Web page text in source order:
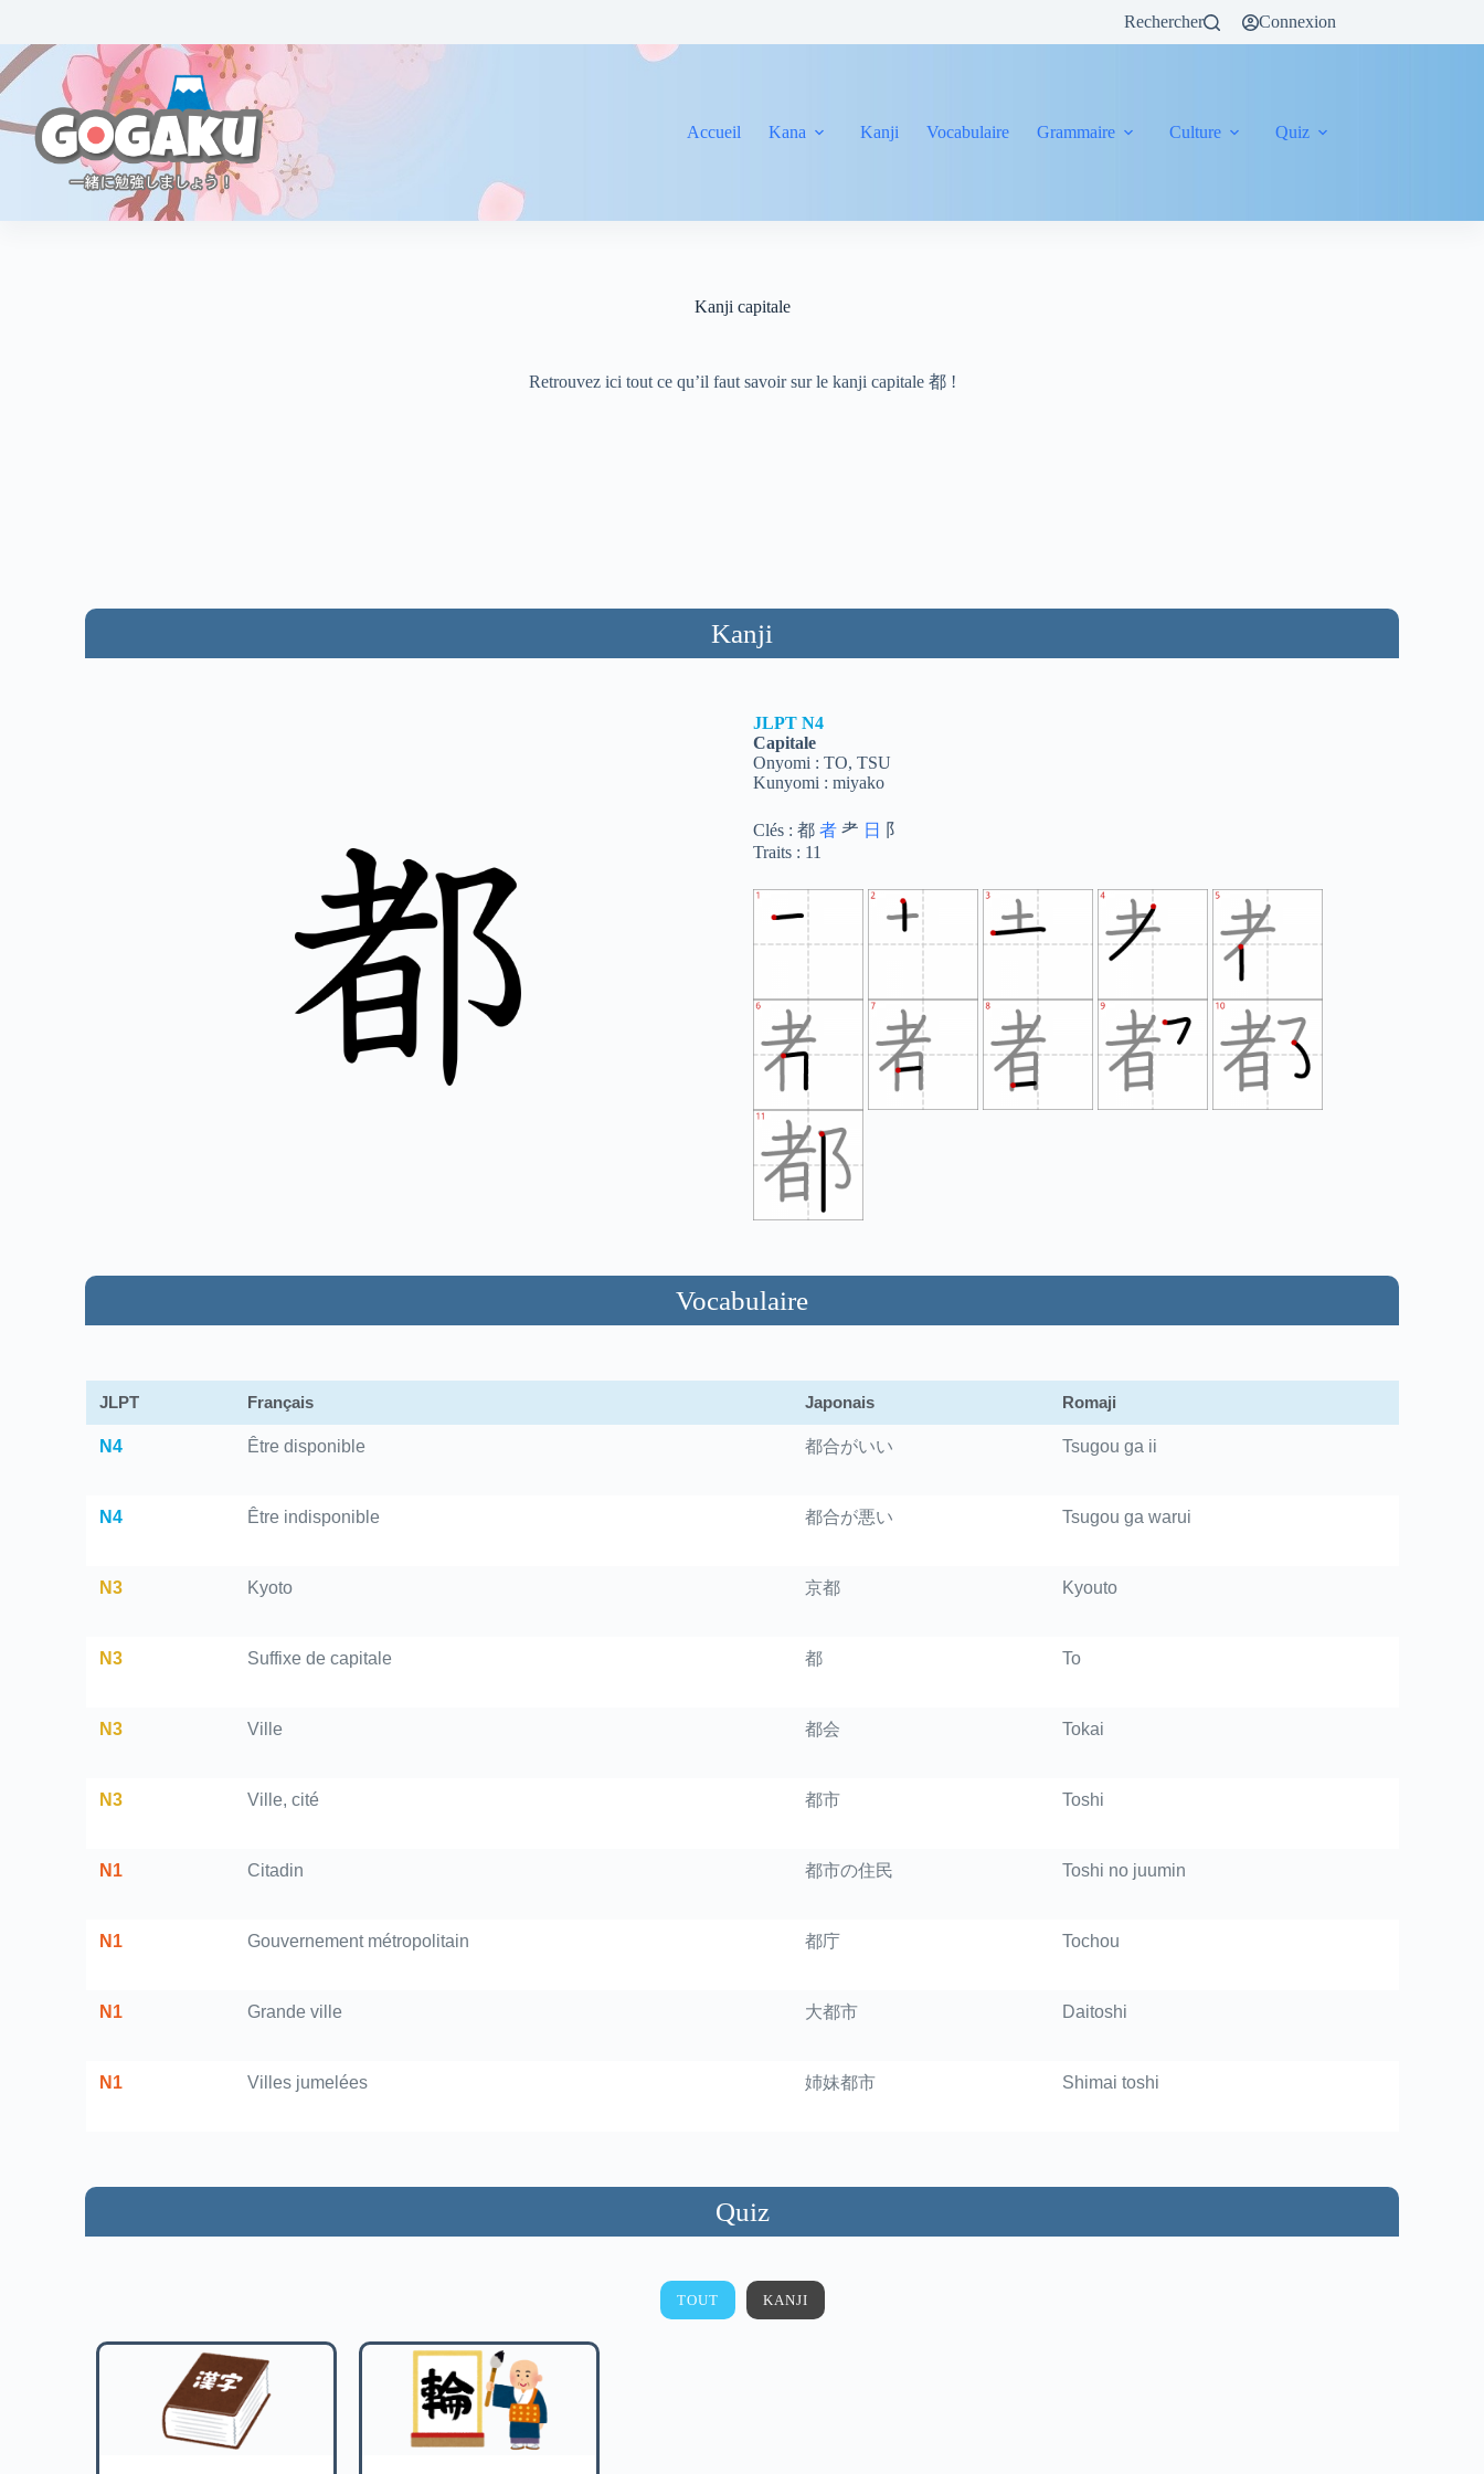
Rechercher Connexion
Accueil Kana Kanji Vocabulaire Grammaire Culture Quiz
Kanji capitale
Retrouvez ici tout ce qu’il faut savoir sur le kanji capitale 都 !
Kanji
JLPT N4
Capitale
Onyomi : TO, TSU
Kunyomi : miyako
Clés : 都 者 耂 日
阝
Traits : 11
Vocabulaire
JLPT Français Japonais Romaji
N4 Être disponible 都合がいい Tsugou ga ii
N4 Être indisponible 都合が悪い Tsugou ga warui
N3 Kyoto 京都 Kyouto
N3 Suffixe de capitale 都 To
N3 Ville 都会 Tokai
N3 Ville, cité 都市 Toshi
N1 Citadin 都市の住民 Toshi no juumin
N1 Gouvernement métropolitain 都庁 Tochou
N1 Grande ville 大都市 Daitoshi
N1 Villes jumelées 姉妹都市 Shimai toshi
Quiz
TOUT KANJI